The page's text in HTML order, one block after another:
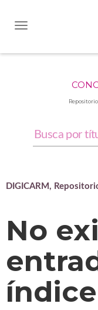
DIGICARM,
No
índice